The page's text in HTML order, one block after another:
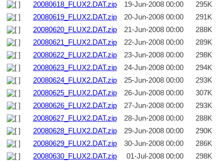
20080618_FLUX2.DAT.zip
19-Jun-2008 00:00
295K
20080619_FLUX2.DAT.zip
20-Jun-2008 00:00
291K
20080620_FLUX2.DAT.zip
21-Jun-2008 00:00
288K
20080621_FLUX2.DAT.zip
22-Jun-2008 00:00
289K
20080622_FLUX2.DAT.zip
23-Jun-2008 00:00
298K
20080623_FLUX2.DAT.zip
24-Jun-2008 00:00
294K
20080624_FLUX2.DAT.zip
25-Jun-2008 00:00
293K
20080625_FLUX2.DAT.zip
26-Jun-2008 00:00
307K
20080626_FLUX2.DAT.zip
27-Jun-2008 00:00
293K
20080627_FLUX2.DAT.zip
28-Jun-2008 00:00
288K
20080628_FLUX2.DAT.zip
29-Jun-2008 00:00
290K
20080629_FLUX2.DAT.zip
30-Jun-2008 00:00
286K
20080630_FLUX2.DAT.zip
01-Jul-2008 00:00
298K